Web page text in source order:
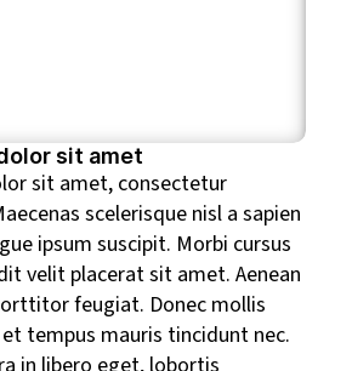
покрытия
для снятия лака
sit amet
sit amet, consectetur
scelerisque nisl a sapien
ipsum suscipit. Morbi cursus
velit placerat sit amet. Aenean
feugiat. Donec mollis
tempus mauris tincidunt nec.